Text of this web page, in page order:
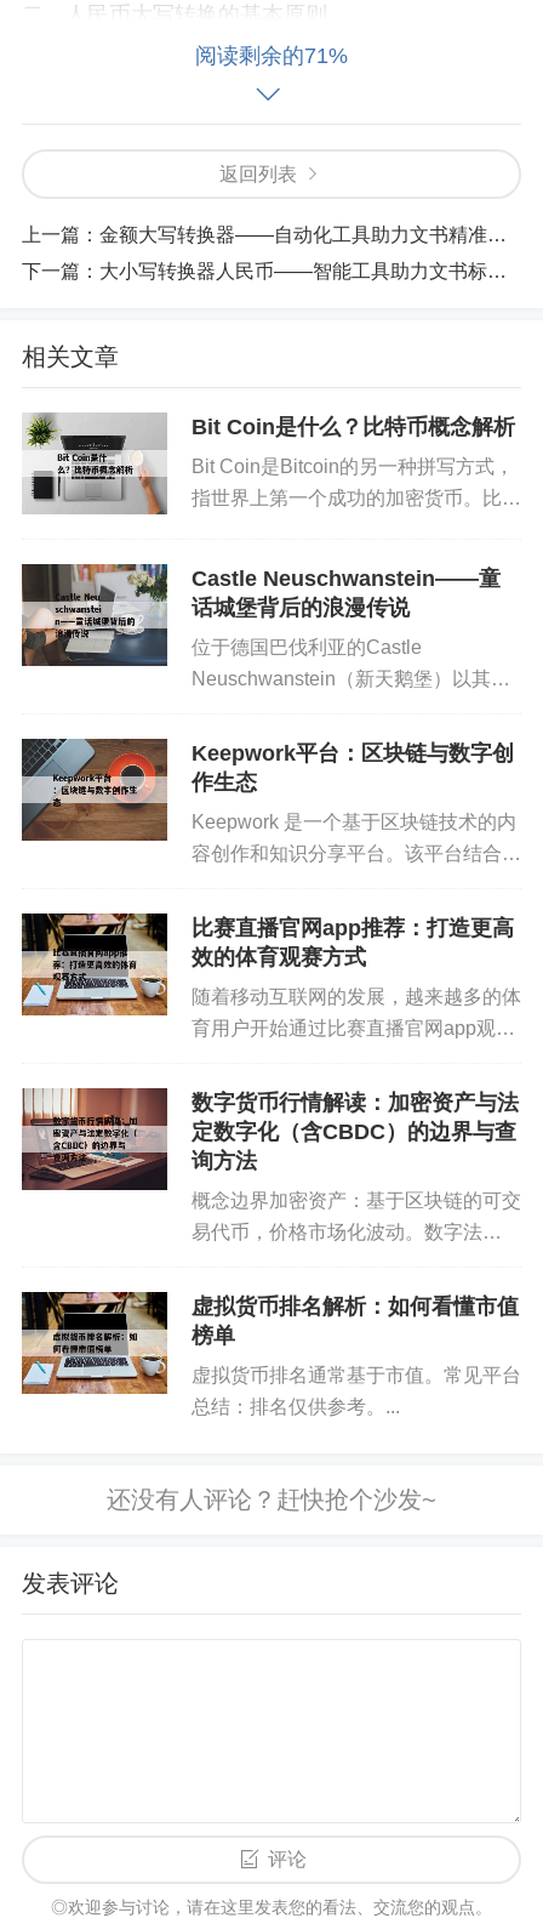
二、人民币大写转换的基本原则
如“0”为“零”，“1”为“壹”，……“9”为“玖”。
单位分明：整数部分从个位开始依次对应“元、拾、
佰、仟、万、亿”等单位，小数部分则对应“角、
连续零简写：对于连续出现的零，应按实际意义酌
补全小数：在小数部分不足两位时，通常补零标
记，以保证格式整齐，如“1.5”写作“壹元伍角整”。
三、人民币大写转换的方法与实例
以实际案例说明：将数字金额“5078920.30”转换为
人民币大写：
贰拾元”；
② 小数部分“30”转换为“叁角整”；
整”。
通过这一逐步拆解过程，我们可以看到每一步都要
求科学严谨，以确保所有数字均能准确地转化为大
四、应用场景及风险防控
在会计核对、财务报表、银行转账及合同签订过程
对于企业内部审计而言，数字金额与大写金额的比
对能够迅速暴露出录入错误或人为改动的痕迹，及
时防止不必要的经济纠纷。企业应加强培训，让财
务人员熟悉转换规则，同时借助自动转换工具提高
五、自动转换工具的作用
免费工具，进行便捷操作，极大提升工作效率。
阅读剩余的71%
返回列表
上一篇： 金额大写转换器——自动化工具助力文书精准书写
下一篇： 大小写转换器人民币——智能工具助力文书标准化书写
相关文章
Bit Coin是什么？比特币概念解析
Bit Coin是Bitcoin的另一种拼写方式，
指世界上第一个成功的加密货币。比特
式，也成为许多投资者关注的重要数字
资产。...
Castle Neuschwanstein——童
话城堡背后的浪漫传说
位于德国巴伐利亚的Castle
Neuschwanstein（新天鹅堡）以其梦
界各地的游客。作为欧洲著名的童话城
堡，新天鹅堡不仅是建筑艺术的瑰宝，
Keepwork平台：区块链与数字创
作生态
Keepwork 是一个基于区块链技术的内
容创作和知识分享平台。该平台结合数
用户提供新的创作和协作方式。随着
Web3生态的发展，类似Keepwork的
比赛直播官网app推荐：打造更高
效的体育观赛方式
随着移动互联网的发展，越来越多的体
育用户开始通过比赛直播官网app观看
端，官网app通常具备更快的打开速
度、更稳定的播放体验，以及更及时的
赛事提醒功能。对于喜欢足球、篮...
数字货币行情解读：加密资产与法
定数字化（含CBDC）的边界与查
询方法
概念边界加密资产：基于区块链的可交
易代币，价格市场化波动。数字法
场价格波动为目标。查询与解读方法对
加密资产：参考聚合平台指数与多交易
虚拟货币排名解析：如何看懂市值
榜单
虚拟货币排名通常基于市值。常见平台
总结：排名仅供参考。...
发表评论
评论
◎欢迎参与讨论，请在这里发表您的看法、交流您的观点。